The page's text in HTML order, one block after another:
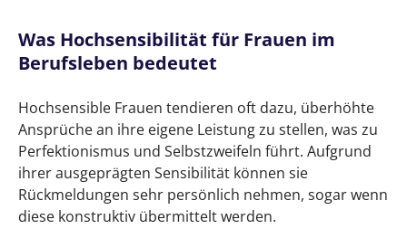
Was Hochsensibilität für Frauen im
Berufsleben bedeutet
Hochsensible Frauen tendieren oft dazu, überhöhte
Ansprüche an ihre eigene Leistung zu stellen, was zu
Perfektionismus und Selbstzweifeln führt. Aufgrund
ihrer ausgeprägten Sensibilität können sie
Rückmeldungen sehr persönlich nehmen, sogar wenn
diese konstruktiv übermittelt werden.